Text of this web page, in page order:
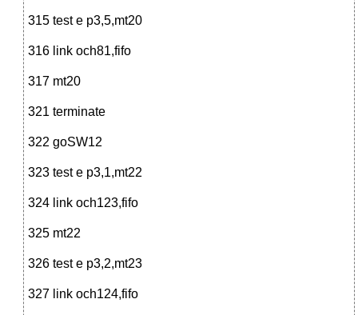
315 test e p3,5,mt20
316 link och81,fifo
317 mt20
321 terminate
322 goSW12
323 test e p3,1,mt22
324 link och123,fifo
325 mt22
326 test e p3,2,mt23
327 link och124,fifo